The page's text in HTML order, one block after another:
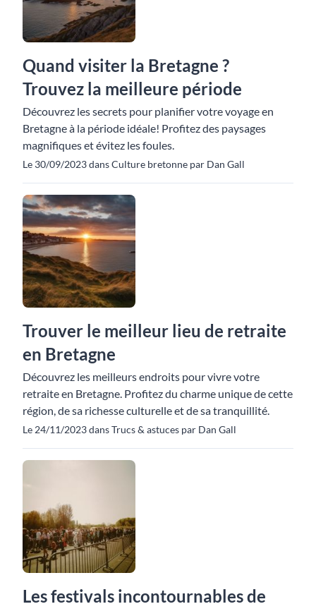
Quand visiter la Bretagne ?
Trouvez la meilleure période
Découvrez les secrets pour planifier votre voyage en
Bretagne à la période idéale! Profitez des paysages
magnifiques et évitez les foules.
Le 30/09/2023 dans Culture bretonne par Dan Gall
Trouver le meilleur lieu de retraite
en Bretagne
Découvrez les meilleurs endroits pour vivre votre
retraite en Bretagne. Profitez du charme unique de cette
région, de sa richesse culturelle et de sa tranquillité.
Le 24/11/2023 dans Trucs & astuces par Dan Gall
Les festivals incontournables de